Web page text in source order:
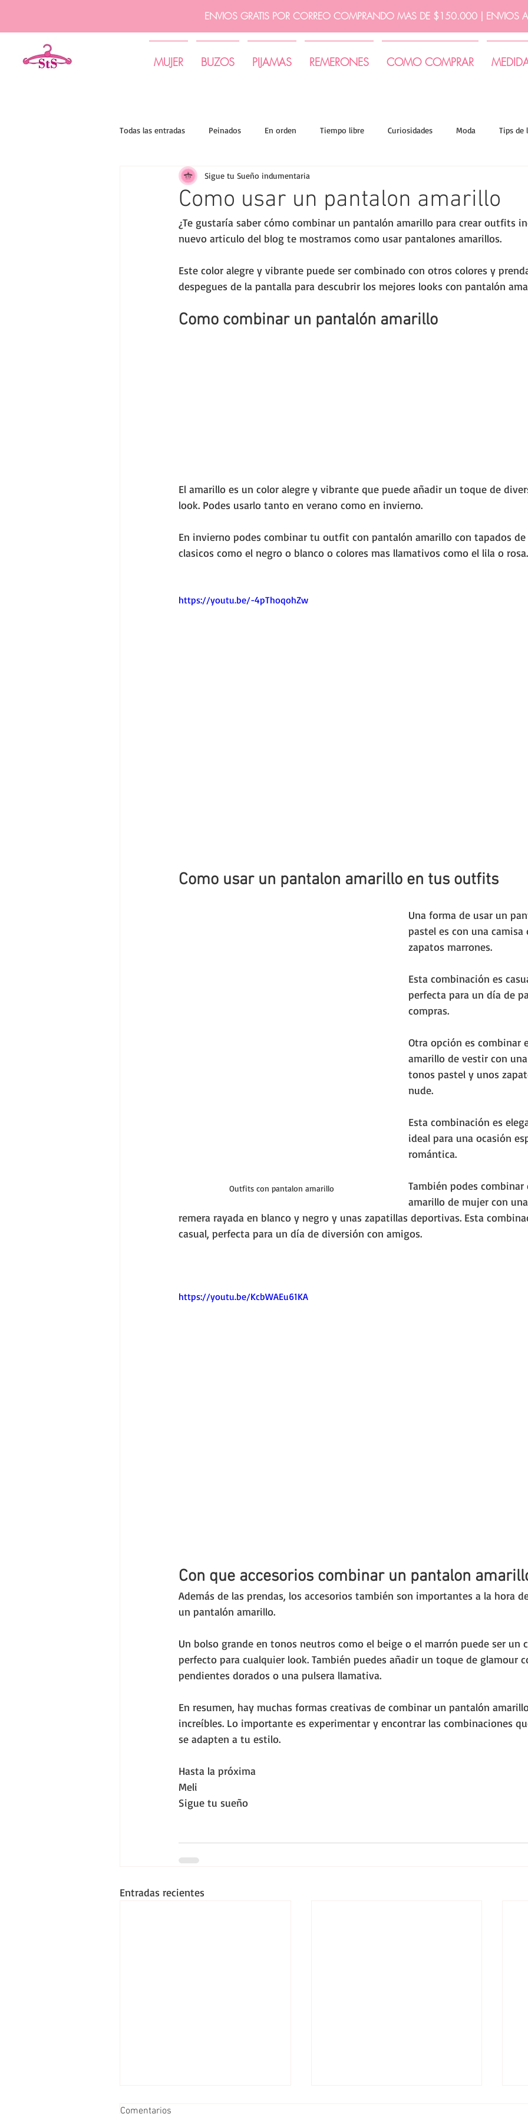
ENVIOS GRATIS POR CORREO COMPRANDO MAS DE $150.000 | ENVIOS A
MUJER BUZOS PIJAMAS REMERONES COMO COMPRAR
Todas las entradas Peinados En orden Tiempo libre Curiosidades Moda Tips de
Tips de moda | Sigue tu sueño
Como usar un pantalon amarillo
Sigue tu Sueño indumentaria
¿Te gustaría saber cómo combinar un pantalón amarillo para crear outfits
nuevo articulo del blog te mostramos como usar pantalones amarillos.
Este color alegre y vibrante puede ser combinado con otros colores y
despegues de la pantalla para descubrir los mejores looks con pantalón
Como combinar un pantalón amarillo
El amarillo es un color alegre y vibrante que puede añadir un toque de
look. Podes usarlo tanto en verano como en invierno.
En invierno podes combinar tu outfit con pantalón amarillo con tapados
clasicos como el negro o blanco o colores mas llamativos como el lila o rosa.
https://youtu.be/-4pThoqohZw
Como usar un pantalon amarillo en tus outfits
Outfits con pantalon amarillo
Una forma de usar un
pastel es con una
zapatos marrones.
Esta combinación es
perfecta para un día de
compras.
Otra opción es combinar
amarillo de vestir con
tonos pastel y unos
nude.
Esta combinación es
ideal para una ocasión
romántica.
También podes
amarillo de mujer con
remera rayada en blanco y negro y unas zapatillas deportivas. Esta
casual, perfecta para un día de diversión con amigos.
https://youtu.be/KcbWAEu61KA
Con que accesorios combinar un pantalon
Además de las prendas, los accesorios también son importantes a la hora
un pantalón amarillo.
Un bolso grande en tonos neutros como el beige o el marrón puede ser un
perfecto para cualquier look. También puedes añadir un toque de glamour
pendientes dorados o una pulsera llamativa.
En resumen, hay muchas formas creativas de combinar un pantalón
increíbles. Lo importante es experimentar y encontrar las combinaciones
se adapten a tu estilo.
Hasta la próxima
Meli
Sigue tu sueño
Entradas recientes
Comentarios